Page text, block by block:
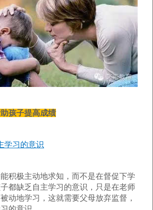
孩子提高成绩
学习的意识
积极主动地求知，而不是在督促下学
都缺乏自主学习的意识，只是在老师
动地学习，这就需要父母放弃监督，